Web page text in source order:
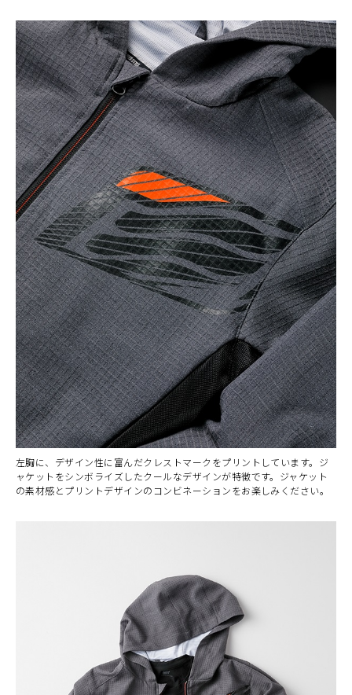
左胸に、デザイン性に富んだクレストマークをプリントしています。ジ
ャケットをシンボライズしたクールなデザインが特徴です。ジャケット
の素材感とプリントデザインのコンビネーションをお楽しみください。